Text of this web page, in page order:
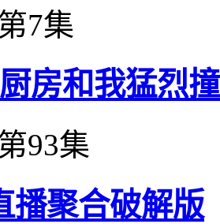
7集
房和我猛烈
93集
播聚合破解版